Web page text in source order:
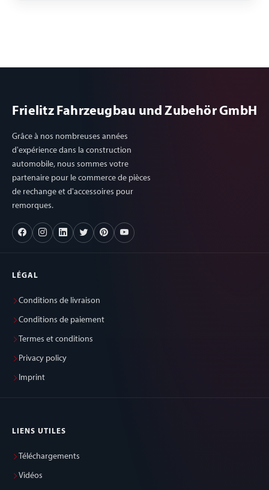
Frielitz Fahrzeugbau und Zubehör GmbH
Grâce à nos nombreuses années
d'expérience dans la construction
automobile, nous sommes votre
partenaire pour le commerce de pièces
de rechange et d'accessoires pour
remorques.
LÉGAL
Conditions de livraison
Conditions de paiement
Termes et conditions
Privacy policy
Imprint
LIENS UTILES
Téléchargements
Vidéos